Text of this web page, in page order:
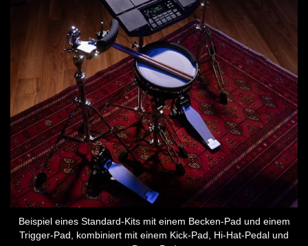
Beispiel eines Standard-Kits mit einem Becken-Pad und einem
Trigger-Pad, kombiniert mit einem Kick-Pad, Hi-Hat-Pedal und